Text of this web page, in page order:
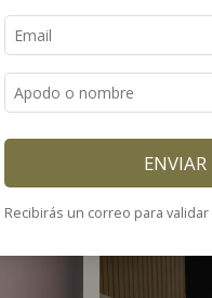
de tu hogar.
ENVIAR
Recibirás un correo para validar